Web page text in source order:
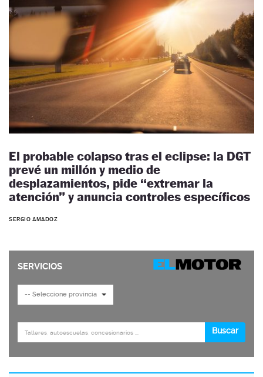
El probable colapso tras el eclipse: la DGT
prevé un millón y medio de
desplazamientos, pide “extremar la
atención” y anuncia controles específicos
SERGIO AMADOZ